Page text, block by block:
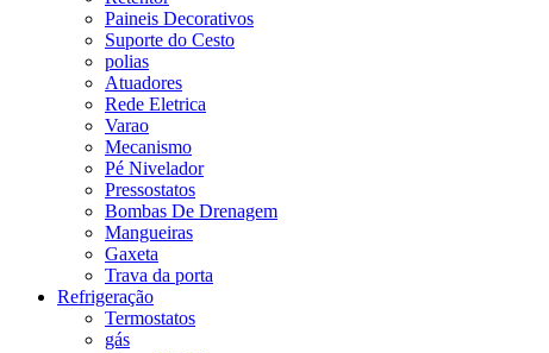
Paineis Decorativos
Suporte do Cesto
polias
Atuadores
Rede Eletrica
Varao
Mecanismo
Pé Nivelador
Pressostatos
Bombas De Drenagem
Mangueiras
Gaxeta
Trava da porta
Refrigeração
Termostatos
gás